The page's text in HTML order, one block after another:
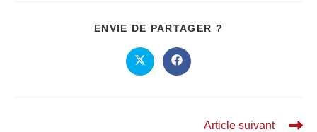
ENVIE DE PARTAGER ?
Article suivant